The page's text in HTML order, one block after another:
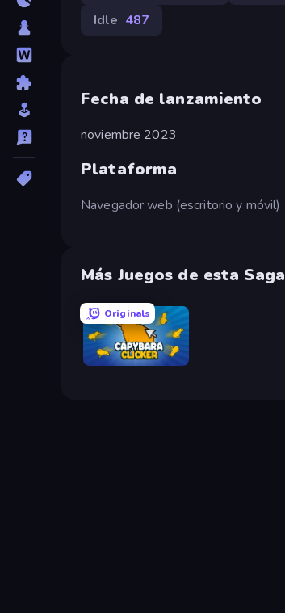
Idle 487
Fecha de lanzamiento
noviembre 2023
Plataforma
Navegador web (escritorio y móvil)
Más Juegos de esta Saga
Originals
Capybara Clicker